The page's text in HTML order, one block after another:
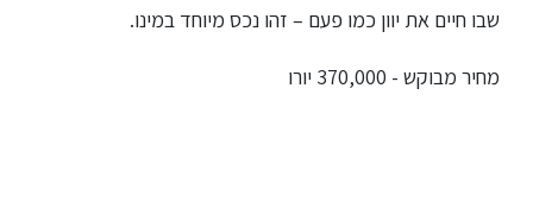
שבו חיים את יוון כמו פעם – זהו נכס מיוחד במינו.
מחיר מבוקש - 370,000 יורו